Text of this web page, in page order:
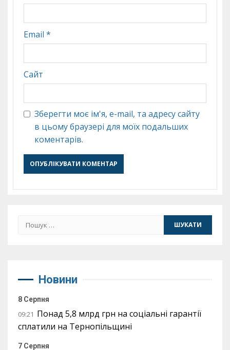
Email *
Сайт
Зберегти моє ім'я, e-mail, та адресу сайту
в цьому браузері для моїх подальших
коментарів.
Пошук:
Новини
8 Серпня
09:21 Понад 5,8 млрд грн на соціальні гарантії
сплатили на Тернопільщині
7 Серпня